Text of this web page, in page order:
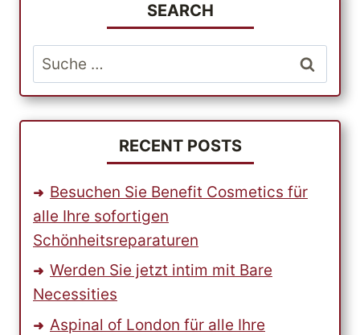
KUNDENORIENTIERTESTEN
ONLINE-
AMAZON.COM
IN
DEN
USA
UND
VERSENDEN
SIE
IHRE
PRODUKTE
ÜBER
SEARCH
Suche
nach:
RECENT POSTS
Besuchen Sie Benefit Cosmetics für
alle Ihre sofortigen
Schönheitsreparaturen
Werden Sie jetzt intim mit Bare
Necessities
Aspinal of London für alle Ihre